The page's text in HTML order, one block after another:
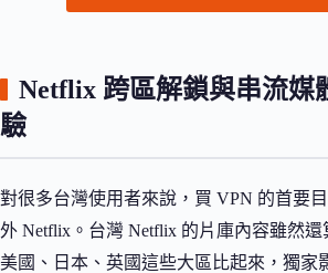
Netflix 跨區解鎖與串流媒
驗
對很多台灣使用者來說，買 VPN 的首要
外 Netflix。台灣 Netflix 的片庫內容雖然還
美國、日本、英國這些大區比起來，獨家